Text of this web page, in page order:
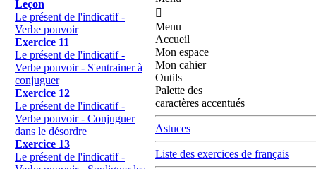
Leçon
Le présent de l'indicatif -
Verbe pouvoir
Exercice 11
Le présent de l'indicatif -
Verbe pouvoir - S'entrainer à
conjuguer
Exercice 12
Le présent de l'indicatif -
Verbe pouvoir - Conjuguer
dans le désordre
Exercice 13
Le présent de l'indicatif -

Menu
Accueil
Mon espace
Mon cahier
Outils
Palette des
caractères accentués
Astuces
Liste des exercices de français